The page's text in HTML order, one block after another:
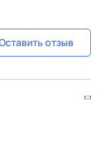
отзыв